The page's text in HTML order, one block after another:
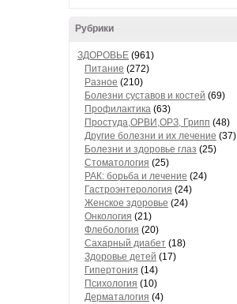
Рубрики
ЗДОРОВЬЕ (961)
Питание (272)
Разное (210)
Болезни суставов и костей (69)
Профилактика (63)
Простуда,ОРВИ,ОРЗ, Грипп (48)
Другие болезни и их лечение (37)
Болезни и здоровье глаз (25)
Стоматология (25)
РАК: борьба и лечение (24)
Гастроэнтерология (24)
Женское здоровье (24)
Онкология (21)
Флебология (20)
Сахарный диабет (18)
Здоровье детей (17)
Гипертония (14)
Психология (10)
Дерматалогия (4)